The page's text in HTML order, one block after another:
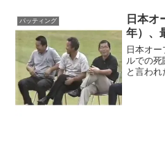
パッティング
日本オ
年）、
日本オ
ルでの死
と言わ